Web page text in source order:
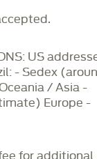
US
- Sedex
/ Asia -
Europe -
for additional